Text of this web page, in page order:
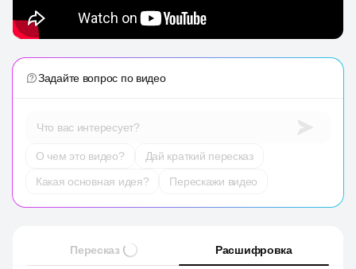
Задайте вопрос по видео
Что вас интересует?
О чем это видео?
Дай краткий пересказ
Какая основная идея?
Перескажи видео
Пересказ Расшифровка